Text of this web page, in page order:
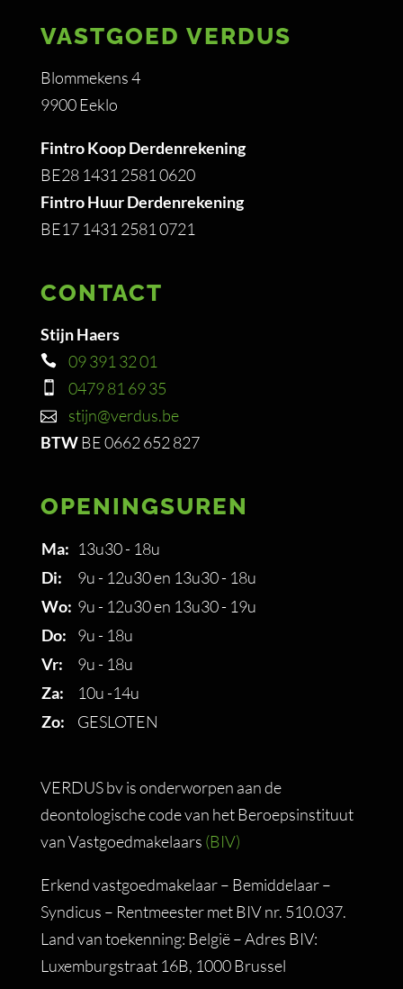
VASTGOED VERDUS
Blommekens 4
9900 Eeklo
Fintro Koop Derdenrekening
BE28 1431 2581 0620
Fintro Huur Derdenrekening
BE17 1431 2581 0721
CONTACT
Stijn Haers
09 391 32 01
0479 81 69 35
stijn@verdus.be
BTWBE 0662 652 827
OPENINGSUREN
Ma: 13u30 - 18u
Di:
9u - 12u30 en 13u30 - 18u
Wo: 9u - 12u30 en 13u30 - 19u
Do:
9u - 18u
Vr:
9u - 18u
Za:
10u -14u
Zo:
GESLOTEN
VERDUS bv is onderworpen aan de
deontologische code van het Beroepsinstituut
van Vastgoedmakelaars (BIV)
Erkend vastgoedmakelaar – Bemiddelaar –
Syndicus – Rentmeester met BIV nr. 510.037.
Land van toekenning: België – Adres BIV:
Luxemburgstraat 16B, 1000 Brussel